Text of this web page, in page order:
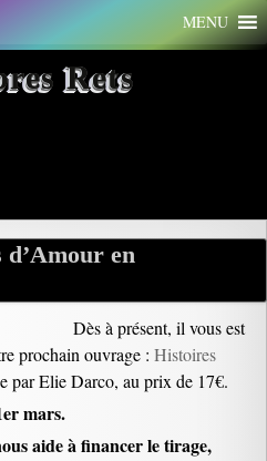
MENU
Rets
clé : charme
en
Dès à présent, il vous est
prochain ouvrage : Histoires
par Elie Darco, au prix de 17€.
mars.
aide à financer le tirage,